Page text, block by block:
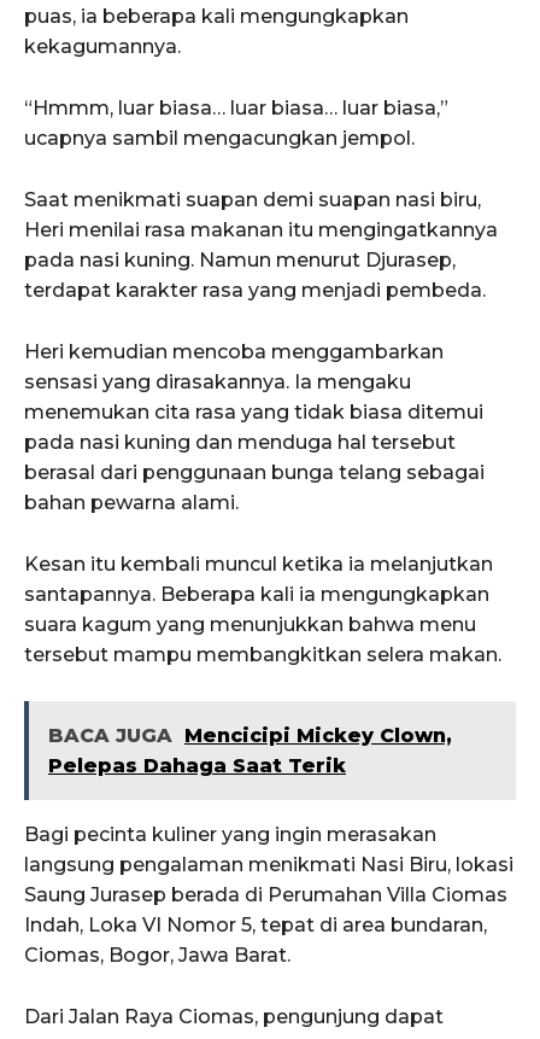
puas, ia beberapa kali mengungkapkan
kekagumannya.
“Hmmm, luar biasa… luar biasa… luar biasa,”
ucapnya sambil mengacungkan jempol.
Saat menikmati suapan demi suapan nasi biru,
Heri menilai rasa makanan itu mengingatkannya
pada nasi kuning. Namun menurut Djurasep,
terdapat karakter rasa yang menjadi pembeda.
Heri kemudian mencoba menggambarkan
sensasi yang dirasakannya. Ia mengaku
menemukan cita rasa yang tidak biasa ditemui
pada nasi kuning dan menduga hal tersebut
berasal dari penggunaan bunga telang sebagai
bahan pewarna alami.
Kesan itu kembali muncul ketika ia melanjutkan
santapannya. Beberapa kali ia mengungkapkan
suara kagum yang menunjukkan bahwa menu
tersebut mampu membangkitkan selera makan.
BACA JUGA Mencicipi Mickey Clown,
Pelepas Dahaga Saat Terik
Bagi pecinta kuliner yang ingin merasakan
langsung pengalaman menikmati Nasi Biru, lokasi
Saung Jurasep berada di Perumahan Villa Ciomas
Indah, Loka VI Nomor 5, tepat di area bundaran,
Ciomas, Bogor, Jawa Barat.
Dari Jalan Raya Ciomas, pengunjung dapat